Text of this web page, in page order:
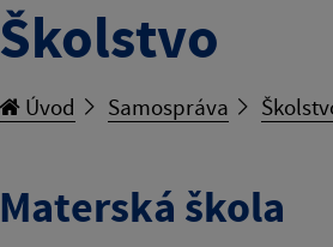
Školstvo
Úvod Samospráva
Materská škola